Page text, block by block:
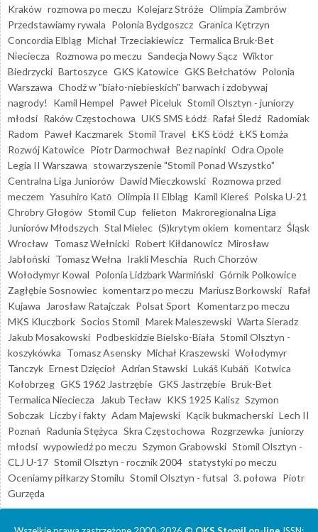
Kraków rozmowa po meczu Kolejarz Stróże Olimpia Zambrów
Przedstawiamy rywala Polonia Bydgoszcz Granica Kętrzyn
Concordia Elbląg Michał Trzeciakiewicz Termalica Bruk-Bet
Nieciecza Rozmowa po meczu Sandecja Nowy Sącz Wiktor
Biedrzycki Bartoszyce GKS Katowice GKS Bełchatów Polonia
Warszawa Chodź w "biało-niebieskich" barwach i zdobywaj
nagrody!
Kamil Hempel Paweł Piceluk Stomil Olsztyn - juniorzy
młodsi Raków Częstochowa UKS SMS Łódź Rafał Śledź Radomiak
Radom Paweł Kaczmarek Stomil Travel ŁKS Łódź ŁKS Łomża
Rozwój Katowice Piotr Darmochwał Bez napinki Odra Opole
Legia II Warszawa stowarzyszenie "Stomil Ponad Wszystko"
Centralna Liga Juniorów Dawid Mieczkowski Rozmowa przed
meczem Yasuhiro Katō Olimpia II Elbląg Kamil Kiereś Polska U-21
Chrobry Głogów Stomil Cup felieton Makroregionalna Liga
Juniorów Młodszych Stal Mielec (S)krytym okiem komentarz Śląsk
Wrocław Tomasz Wełnicki Robert Kiłdanowicz Mirosław
Jabłoński Tomasz Wełna Irakli Meschia Ruch Chorzów
Wołodymyr Kowal Polonia Lidzbark Warmiński Górnik Polkowice
Zagłębie Sosnowiec komentarz po meczu Mariusz Borkowski Rafał
Kujawa
Jarosław Ratajczak Polsat Sport Komentarz po meczu
MKS Kluczbork Socios Stomil Marek Maleszewski Warta Sieradz
Jakub Mosakowski Podbeskidzie Bielsko-Biała Stomil Olsztyn -
koszykówka Tomasz Asensky Michał Kraszewski Wołodymyr
Tanczyk Ernest Dzięcioł Adrian Stawski Lukáš Kubáň Kotwica
Kołobrzeg GKS 1962 Jastrzębie GKS Jastrzębie Bruk-Bet
Termalica Nieciecza
Jakub Tecław KKS 1925 Kalisz Szymon
Sobczak Liczby i fakty Adam Majewski Kącik bukmacherski Lech II
Poznań Radunia Stężyca Skra Częstochowa Rozgrzewka juniorzy
młodsi wypowiedź po meczu Szymon Grabowski Stomil Olsztyn -
CLJ U-17 Stomil Olsztyn - rocznik 2004 statystyki po meczu
Oceniamy piłkarzy Stomilu Stomil Olsztyn - futsal 3. połowa Piotr
Gurzęda